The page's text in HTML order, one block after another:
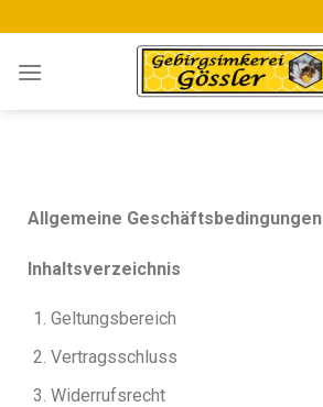
Allgemeine Geschäftsbedingungen
Inhaltsverzeichnis
Geltungsbereich
Vertragsschluss
Widerrufsrecht